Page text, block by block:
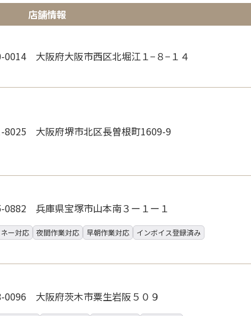
店舗情報
0014 大阪府大阪市西区北堀江１−８−１４
8025 大阪府堺市北区長曽根町1609-9
0882 兵庫県宝塚市山本南３ー１ー１
ー対応 夜間作業対応 早朝作業対応 インボイス登録済み
0096 大阪府茨木市粟生岩阪５０９